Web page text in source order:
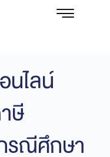
นไลน์
ษี
รณีศึกษา